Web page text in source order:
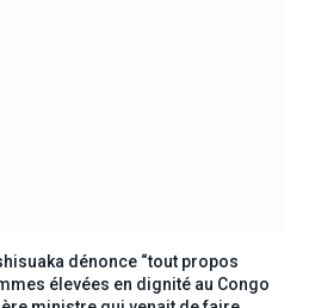
dénonce “tout propos
élevées en dignité au Congo